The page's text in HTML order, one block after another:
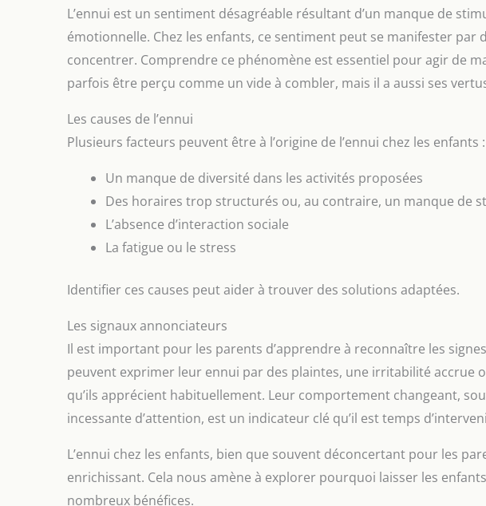
L’ennui est un sentiment désagréable résultant d’un manque de
émotionnelle. Chez les enfants, ce sentiment peut se manifester par
concentrer. Comprendre ce phénomène est essentiel pour agir de
parfois être perçu comme un vide à combler, mais il a aussi ses
Les causes de l’ennui
Plusieurs facteurs peuvent être à l’origine de l’ennui chez les enfants :
Un manque de diversité dans les activités proposées
Des horaires trop structurés ou, au contraire, un manque de
L’absence d’interaction sociale
La fatigue ou le stress
Identifier ces causes peut aider à trouver des solutions adaptées.
Les signaux annonciateurs
Il est important pour les parents d’apprendre à reconnaître les
peuvent exprimer leur ennui par des plaintes, une irritabilité accrue
qu’ils apprécient habituellement. Leur comportement changeant,
incessante d’attention, est un indicateur clé qu’il est temps
L’ennui chez les enfants, bien que souvent déconcertant pour les
enrichissant. Cela nous amène à explorer pourquoi laisser les
nombreux bénéfices.